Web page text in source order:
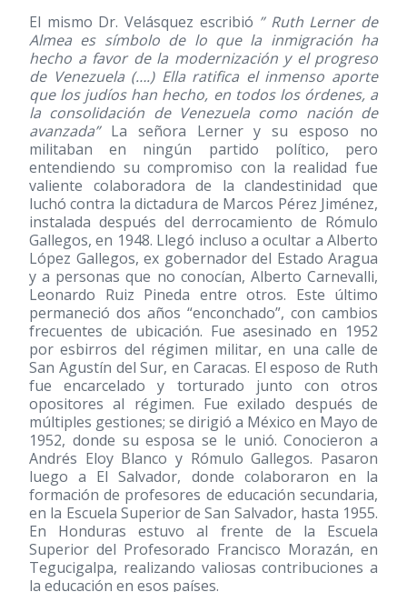
El mismo Dr. Velásquez escribió ” Ruth Lerner de
Almea es símbolo de lo que la inmigración ha
hecho a favor de la modernización y el progreso
de Venezuela (….) Ella ratifica el inmenso aporte
que los judíos han hecho, en todos los órdenes, a
la consolidación de Venezuela como nación de
avanzada”La señora Lerner y su esposo no
militaban en ningún partido político, pero
entendiendo su compromiso con la realidad fue
valiente colaboradora de la clandestinidad que
luchó contra la dictadura de Marcos Pérez Jiménez,
instalada después del derrocamiento de Rómulo
Gallegos, en 1948. Llegó incluso a ocultar a Alberto
López Gallegos, ex gobernador del Estado Aragua
y a personas que no conocían, Alberto Carnevalli,
Leonardo Ruiz Pineda entre otros. Este último
permaneció dos años “enconchado”, con cambios
frecuentes de ubicación. Fue asesinado en 1952
por esbirros del régimen militar, en una calle de
San Agustín del Sur, en Caracas. El esposo de Ruth
fue encarcelado y torturado junto con otros
opositores al régimen. Fue exilado después de
múltiples gestiones; se dirigió a México en Mayo de
1952, donde su esposa se le unió. Conocieron a
Andrés Eloy Blanco y Rómulo Gallegos. Pasaron
luego a El Salvador, donde colaboraron en la
formación de profesores de educación secundaria,
en la Escuela Superior de San Salvador, hasta 1955.
En Honduras estuvo al frente de la Escuela
Superior del Profesorado Francisco Morazán, en
Tegucigalpa, realizando valiosas contribuciones a
la educación en esos países.